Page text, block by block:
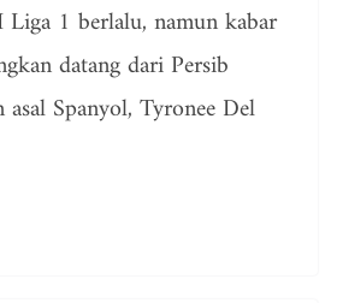
Liga 1 berlalu, namun kabar
datang dari Persib
asal Spanyol, Tyronee Del